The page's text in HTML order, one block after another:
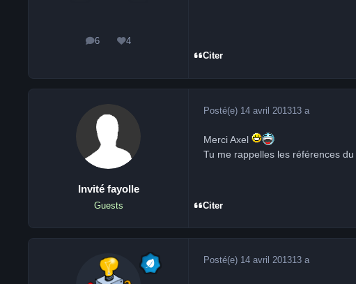
6
messages
4
Réputation
Citer
Invité fayolle
Guests
Posté(e) 14 avril 201313 a
Merci Axel
Tu me rappelles les références
Citer
Posté(e) 14 avril 201313 a